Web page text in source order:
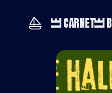
CARNET